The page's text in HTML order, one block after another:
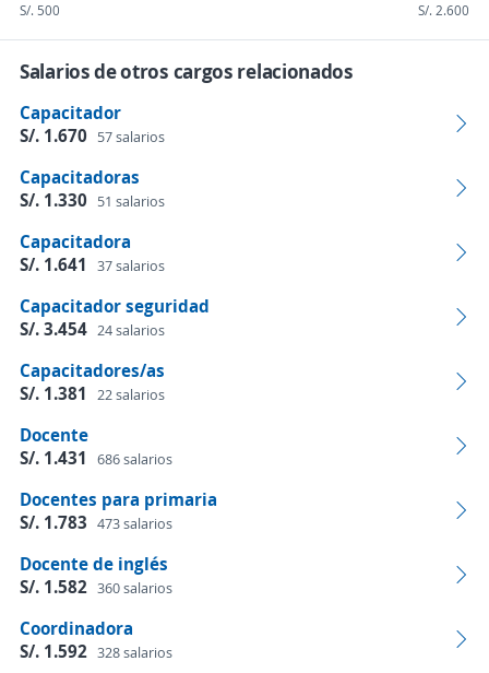
S/. 500 S/. 2.600
Salarios de otros cargos relacionados
Capacitador
S/. 1.670 57 salarios
Capacitadoras
S/. 1.330 51 salarios
Capacitadora
S/. 1.641
37 salarios
Capacitador seguridad
S/. 3.454 24 salarios
Capacitadores/as
S/. 1.381
22 salarios
Docente
S/. 1.431
686 salarios
Docentes para primaria
S/. 1.783 473 salarios
Docente de inglés
S/. 1.582 360 salarios
Coordinadora
S/. 1.592 328 salarios